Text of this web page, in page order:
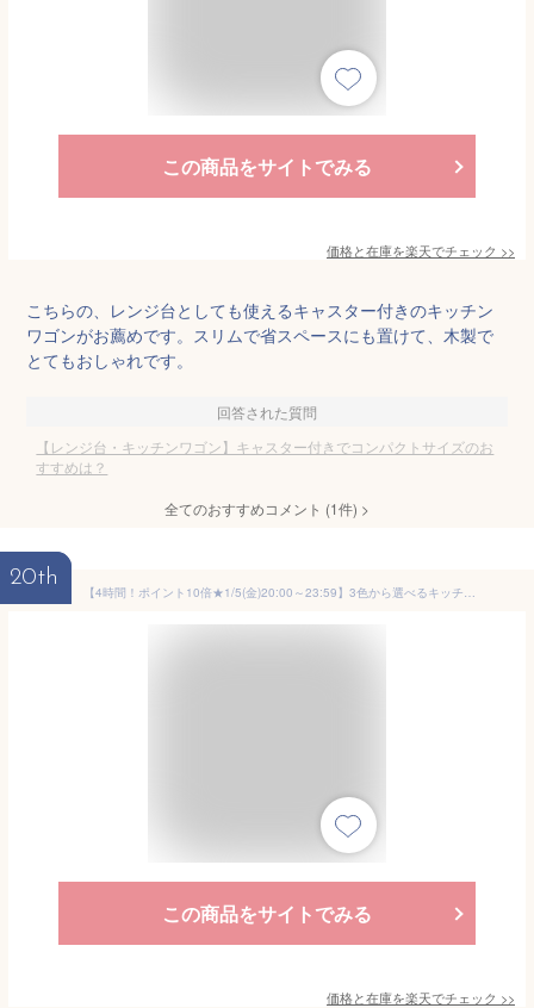
この商品をサイトでみる
価格と在庫を楽天でチェック >>
こちらの、レンジ台としても使えるキャスター付きのキッチン
ワゴンがお薦めです。スリムで省スペースにも置けて、木製で
とてもおしゃれです。
回答された質問
【レンジ台・キッチンワゴン】キャスター付きでコンパクトサイズのお
すすめは？
全てのおすすめコメント (1件) >
20th
【4時間！ポイント10倍★1/5(金)20:00～23:59】3色から選べるキッチンワゴン キャスター付き 幅59cm(スリムタイプ キッチン収納 キッチン ワゴン ラック 隙間収納 コンパクト 天然木 木製 食器 リビング おしゃれ シンプル 取っ手 サブテーブル ナチュラル 白 ホワイト ブラ
この商品をサイトでみる
価格と在庫を楽天でチェック >>